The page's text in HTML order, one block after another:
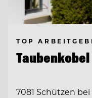
TOP
Taubenkobel
7081 Schützen